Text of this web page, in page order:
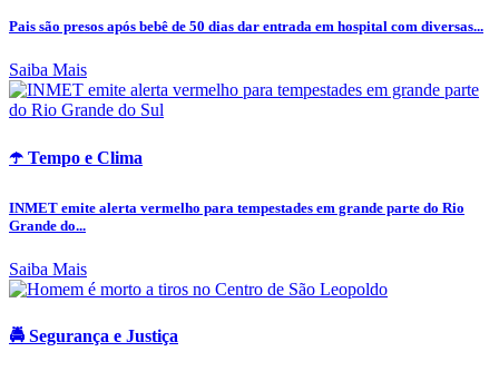
Pais são presos após bebê de 50 dias dar entrada em hospital com diversas...
Saiba Mais
☂️ Tempo e Clima
INMET emite alerta vermelho para tempestades em grande parte do Rio
Grande do...
Saiba Mais
🚔 Segurança e Justiça